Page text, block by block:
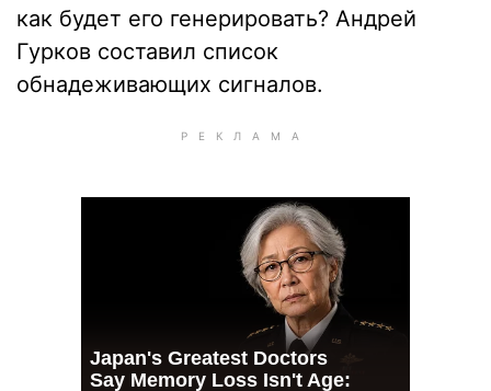
как будет его генерировать? Андрей
Гурков составил список
обнадеживающих сигналов.